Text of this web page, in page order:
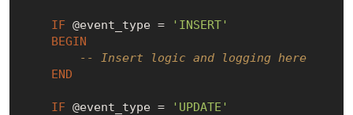
IF @event_type =
'INSERT'
BEGIN
-- Insert logic and logging here
END
IF @event_type =
'UPDATE'